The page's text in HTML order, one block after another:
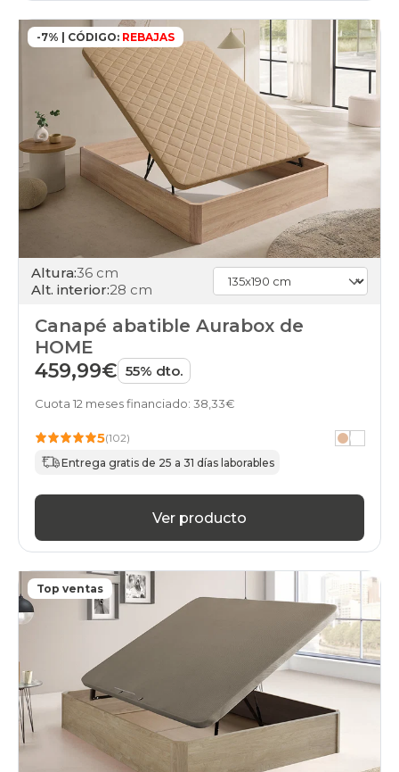
canapes-
abatibles
cambria
gama-
gold
canapes-
abatibles
cambria
gama-
diamond
canapes-
abatibles
cambria
baratos
canapes-
abatibles
cambria
canapes-
precio
canapes-
en-
canapes-
abatibles
financiados
canapes-
cambria
abatibles
cambria
online
-7% | CÓDIGO: REBAJAS
Altura:36 cm
Alt. interior:28 cm
Canapé abatible Aurabox de
HOME
459,99€ 55% dto.
Cuota 12 meses financiado: 38,33€
5(102)
Entrega gratis de 25 a 31 días laborables
Ver producto
Top ventas